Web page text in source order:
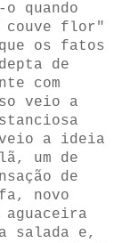
quando
couve flor"
os fatos
de
com
veio a
veio a ideia
um de
de
novo
salada e,